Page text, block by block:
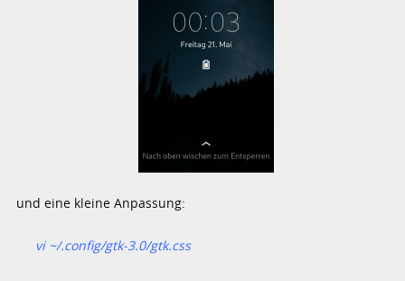
und eine kleine Anpassung:
vi ~/.config/gtk-3.0/gtk.css